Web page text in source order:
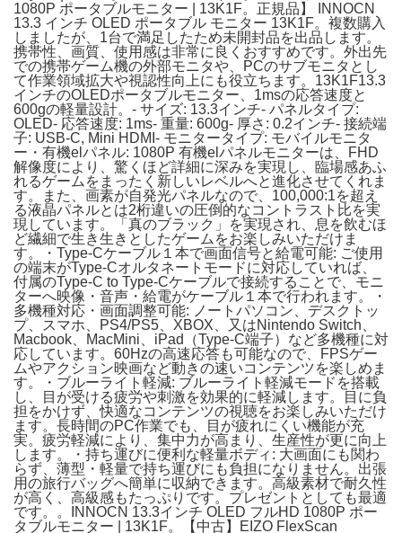
1080P ポータブルモニター | 13K1F。正規品】 INNOCN
13.3 インチ OLED ポータブル モニター 13K1F。複数購入
しましたが、1台で満足したため未開封品を出品します。
携帯性、画質、使用感は非常に良くおすすめです。外出先
での携帯ゲーム機の外部モニタや、PCのサブモニタとし
て作業領域拡大や視認性向上にも役立ちます。13K1F13.3
インチのOLEDポータブルモニター、1msの応答速度と
600gの軽量設計。- サイズ: 13.3インチ- パネルタイプ:
OLED- 応答速度: 1ms- 重量: 600g- 厚さ: 0.2インチ- 接続端
子: USB-C, Mini HDMI- モニタータイプ: モバイルモニタ
ー・有機elパネル: 1080P 有機elパネルモニターは、FHD
解像度により、驚くほど詳細に深みを実現し、臨場感あふ
れるゲームをまったく新しいレベルへと進化させてくれま
す。また、画素が自発光パネルなので、100,000:1を超え
る液晶パネルとは2桁違いの圧倒的なコントラスト比を実
現しています。「真のブラック」を実現され、息を飲むほ
ど繊細で生き生きとしたゲームをお楽しみいただけま
す。・Type-Cケーブル１本で画面信号と給電可能: ご使用
の端末がType-Cオルタネートモードに対応していれば、
付属のType-C to Type-Cケーブルで接続することで、モニ
ターへ映像・音声・給電がケーブル１本で行われます。・
多機種対応・画面調整可能: ノートパソコン、デスクトッ
プ、スマホ、PS4/PS5、XBOX、又はNintendo Switch、
Macbook、MacMini、iPad（Type-C端子）など多機種に対
応しています。60Hzの高速応答も可能なので、FPSゲー
ムやアクション映画など動きの速いコンテンツを楽しめま
す。・ブルーライト軽減: ブルーライト軽減モードを搭載
し、目が受ける疲労や刺激を効果的に軽減します。目に負
担をかけず、快適なコンテンツの視聴をお楽しみいただけ
ます。長時間のPC作業でも、目が疲れにくい機能が充
実。疲労軽減により、集中力が高まり、生産性が更に向上
します。・持ち運びに便利な軽量ボディ: 大画面にも関わ
らず、薄型・軽量で持ち運びにも負担になりません。出張
用の旅行バッグへ簡単に収納できます。高級素材で耐久性
が高く、高級感もたっぷりです。プレゼントとしても最適
です。。INNOCN 13.3インチ OLED フルHD 1080P ポー
タブルモニター | 13K1F。【中古】EIZO FlexScan